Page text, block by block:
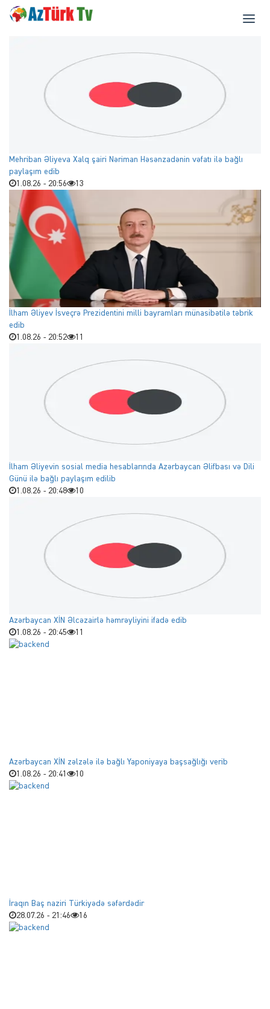
Mehriban Əliyeva Xalq şairi Nəriman Həsənzadənin vəfatı ilə bağlı
paylaşım edib
1.08.26 - 20:56
13
İlham Əliyev İsveçrə Prezidentini milli bayramları münasibətilə təbrik
edib
1.08.26 - 20:52
11
İlham Əliyevin sosial media hesablarında Azərbaycan Əlifbası və Dili
Günü ilə bağlı paylaşım edilib
1.08.26 - 20:48
10
Azərbaycan XİN Əlcəzairlə həmrəyliyini ifadə edib
1.08.26 - 20:45
11
Azərbaycan XİN zəlzələ ilə bağlı Yaponiyaya başsağlığı verib
1.08.26 - 20:41
10
İraqın Baş naziri Türkiyədə səfərdədir
28.07.26 - 21:46
16